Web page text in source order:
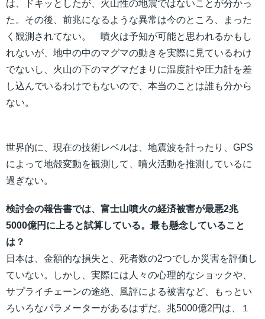
は、ドキッとしたが、火山性の地震ではないことが分かっ
た。その後、前兆になるような異常は今のところ、まった
く観測されてない。 噴火は予知が可能と思われるかもし
れないが、地中の中のマグマの動きを実際に見ているわけ
でないし、火山の下のマグマだまりに温度計や圧力計を差
し込んでいるわけでもないので、本当のことは誰も分から
ない。
世界的に、現在の技術レベルは、地震波を計ったり、GPS
によって地殻変動を観測して、噴火活動を推測しているに
過ぎない。
検討会の報告書では、富士山噴火の経済被害が最悪2兆
5000億円に上ると試算している。最も懸念していること
は？
日本は、金額的な損失と、死者数の2つでしか災害を評価し
ていない。しかし、実際には人々の心理的なショックや、
サプライチェーンの途絶、風評による被害など、もっとい
ろいろなパラメーターがあるはずだ。兆5000億2円は、１